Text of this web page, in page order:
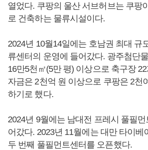
열었다. 쿠팡의 울산 서브허브는 쿠팡
로 건축하는 물류시설이다.
2024년 10월14일에는 호남권 최대 규
류센터의 운영에 들어갔다. 광주첨단
16만5천㎡(5만 평) 이상으로 축구장
자금은 2천억 원 이상으로 쿠팡은 2천
하기로 했다.
2024년 9월에는 남대전 프레시 풀필
어갔다. 2023년 11월에는 대만 타이베
두 번째 풀필먼트센터를 오픈했다.